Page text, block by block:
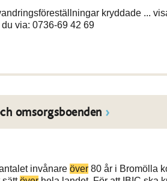
kryddade ...
via: 0736-69 42 69
omsorgsboenden
invånare över 80 år i Bromölla